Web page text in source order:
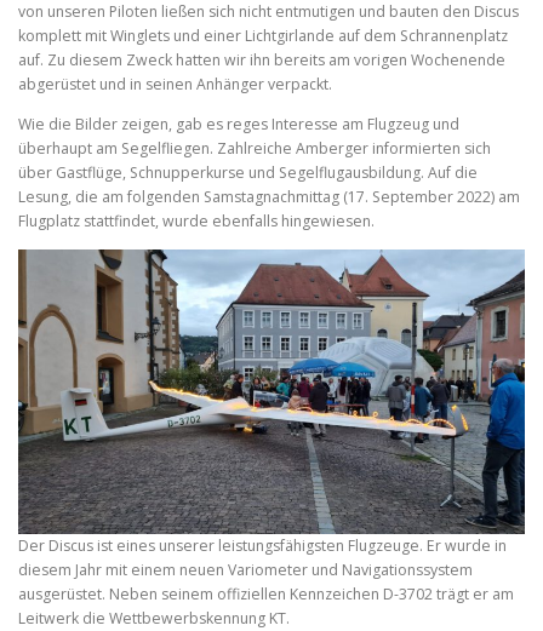
IMPRESSUM
von unseren Piloten ließen sich nicht entmutigen und bauten den Discus
komplett mit Winglets und einer Lichtgirlande auf dem Schrannenplatz
auf. Zu diesem Zweck hatten wir ihn bereits am vorigen Wochenende
abgerüstet und in seinen Anhänger verpackt.
Wie die Bilder zeigen, gab es reges Interesse am Flugzeug und
überhaupt am Segelfliegen. Zahlreiche Amberger informierten sich
über Gastflüge, Schnupperkurse und Segelflugausbildung. Auf die
Lesung, die am folgenden Samstagnachmittag (17. September 2022) am
Flugplatz stattfindet, wurde ebenfalls hingewiesen.
Der Discus ist eines unserer leistungsfähigsten Flugzeuge. Er wurde in
diesem Jahr mit einem neuen Variometer und Navigationssystem
ausgerüstet. Neben seinem offiziellen Kennzeichen D-3702 trägt er am
Leitwerk die Wettbewerbskennung KT.